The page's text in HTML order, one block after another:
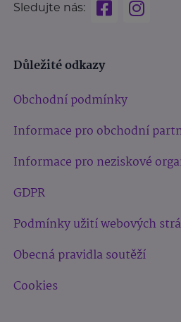
Sledujte nás:
Důležité odkazy
Obchodní podmínky
Informace pro obchodní
Informace pro neziskové
GDPR
Podmínky užití webových
Obecná pravidla soutěží
Cookies